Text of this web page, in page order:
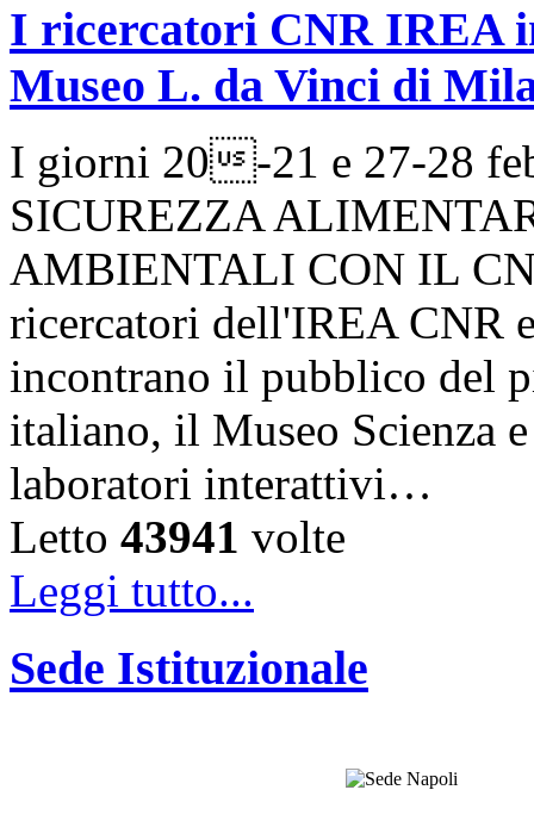
I ricercatori CNR IREA
Museo L. da Vinci di
I giorni 20-21 e 27-28
SICUREZZA
AMBIENTALI CON IL
ricercatori dell'IREA CNR
incontrano il pubblico del
italiano, il Museo Scienza
laboratori interattivi…
Letto 43941 volte
Leggi tutto...
Sede Istituzionale